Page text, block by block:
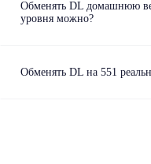
Обменять DL домашнюю
уровня можно?
Обменять DL на 551